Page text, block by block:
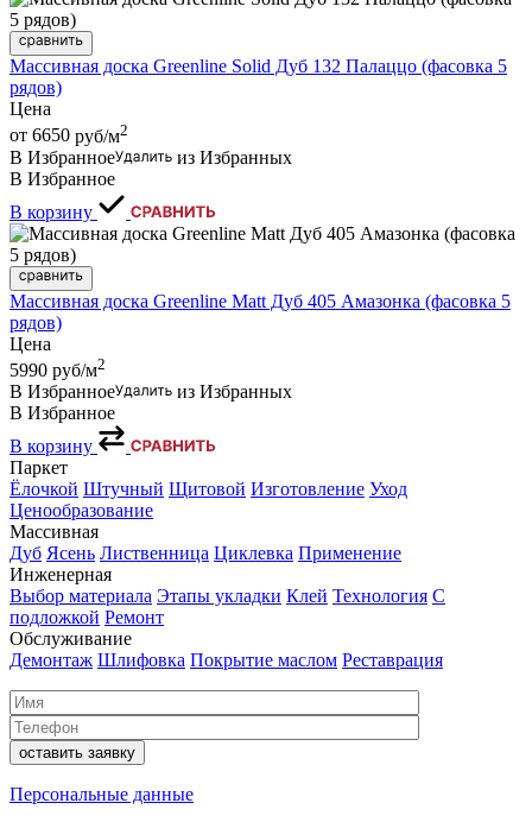
Массивная доска Greenline Solid Дуб 132 Палаццо (фасовка 5
рядов)
Цена
от 6650 руб/м2
В Избранное
из Избранных
В Избранное
В корзину
Массивная доска Greenline Matt Дуб 405 Амазонка (фасовка 5
рядов)
Цена
5990 руб/м2
В Избранное
из Избранных
В Избранное
В корзину
Паркет
Ёлочкой Штучный Щитовой Изготовление Уход
Ценообразование
Массивная
Дуб Ясень Лиственница Циклевка Применение
Инженерная
Выбор материала Этапы укладки Клей Технология С
подложкой Ремонт
Обслуживание
Демонтаж Шлифовка Покрытие маслом Реставрация
Персональные данные